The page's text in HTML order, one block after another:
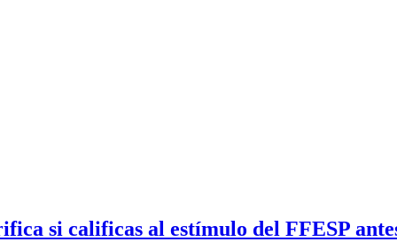
si calificas al estímulo del FFESP